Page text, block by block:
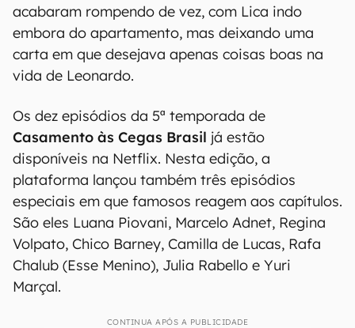
acabaram rompendo de vez, com Lica indo
embora do apartamento, mas deixando uma
carta em que desejava apenas coisas boas na
vida de Leonardo.
Os dez episódios da 5ª temporada de
Casamento às Cegas Brasil já estão
disponíveis na Netflix. Nesta edição, a
plataforma lançou também três episódios
especiais em que famosos reagem aos capítulos.
São eles Luana Piovani, Marcelo Adnet, Regina
Volpato, Chico Barney, Camilla de Lucas, Rafa
Chalub (Esse Menino), Julia Rabello e Yuri
Marçal.
CONTINUA APÓS A PUBLICIDADE